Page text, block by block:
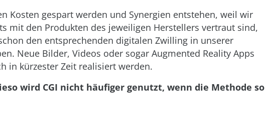
Kosten gespart werden und Synergien entstehen, weil wir
mit den Produkten des jeweiligen Herstellers vertraut sind,
den entsprechenden digitalen Zwilling in unserer
Neue Bilder, Videos oder sogar Augmented Reality Apps
in kürzester Zeit realisiert werden.
wird CGI nicht häufiger genutzt, wenn die Methode so